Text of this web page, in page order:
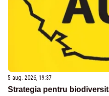
5 aug. 2026, 19:37
Strategia pentru